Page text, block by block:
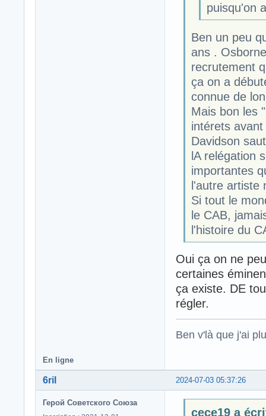
puisqu'on
Ben un peu
ans .
recrutement
ça on a
connue de
Mais bon les
intérets
Davidson
lA relégation
importantes
l'autre artiste
Si tout le
le CAB,
l'histoire du
Oui ça on ne
certaines
ça existe. DE
régler.
Ben v'là que j'ai
En ligne
2024-07-03 05:37:26
6ril
Герой Советского Союза
cece19 a